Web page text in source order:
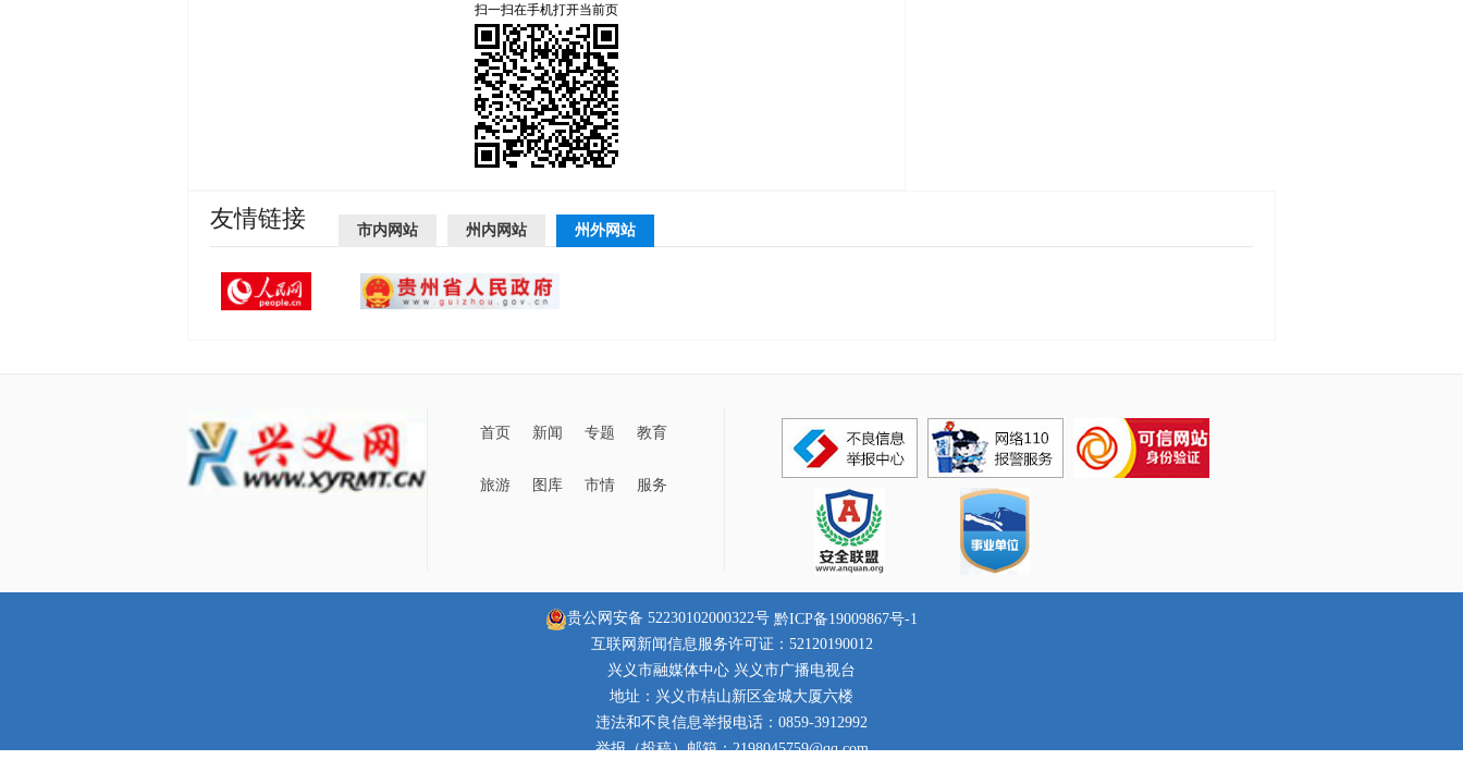
扫一扫在手机打开当前页
友情链接 市内网站 州内网站 州外网站
首页 新闻 专题 教育
旅游 图库 市情 服务
贵公网安备 52230102000322号 黔ICP备19009867号-1
互联网新闻信息服务许可证：52120190012
兴义市融媒体中心 兴义市广播电视台
地址：兴义市桔山新区金城大厦六楼
违法和不良信息举报电话：0859-3912992
举报（投稿）邮箱：2198045759@qq.com